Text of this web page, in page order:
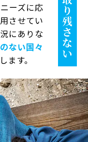
ーズに応
させてい
にありな
ない国々
ます。